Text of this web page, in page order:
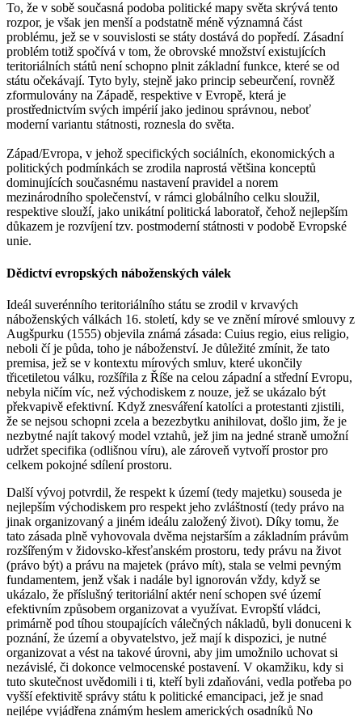
To, že v sobě současná podoba politické mapy světa skrývá tento
rozpor, je však jen menší a podstatně méně významná část
problému, jež se v souvislosti se státy dostává do popředí. Zásadní
problém totiž spočívá v tom, že obrovské množství existujících
teritoriálních států není schopno plnit základní funkce, které se od
státu očekávají. Tyto byly, stejně jako princip sebeurčení, rovněž
zformulovány na Západě, respektive v Evropě, která je
prostřednictvím svých impérií jako jedinou správnou, neboť
moderní variantu státnosti, roznesla do světa.
Západ/Evropa, v jehož specifických sociálních, ekonomických a
politických podmínkách se zrodila naprostá většina konceptů
dominujících současnému nastavení pravidel a norem
mezinárodního společenství, v rámci globálního celku sloužil,
respektive slouží, jako unikátní politická laboratoř, čehož nejlepším
důkazem je rozvíjení tzv. postmoderní státnosti v podobě Evropské
unie.
Dědictví evropských náboženských válek
Ideál suverénního teritoriálního státu se zrodil v krvavých
náboženských válkách 16. století, kdy se ve znění mírové smlouvy z
Augšpurku (1555) objevila známá zásada: Cuius regio, eius religio,
neboli čí je půda, toho je náboženství. Je důležité zmínit, že tato
premisa, jež se v kontextu mírových smluv, které ukončily
třicetiletou válku, rozšířila z Říše na celou západní a střední Evropu,
nebyla ničím víc, než východiskem z nouze, jež se ukázalo být
překvapivě efektivní. Když znesváření katolíci a protestanti zjistili,
že se nejsou schopni zcela a bezezbytku anihilovat, došlo jim, že je
nezbytné najít takový model vztahů, jež jim na jedné straně umožní
udržet specifika (odlišnou víru), ale zároveň vytvoří prostor pro
celkem pokojné sdílení prostoru.
Další vývoj potvrdil, že respekt k území (tedy majetku) souseda je
nejlepším východiskem pro respekt jeho zvláštností (tedy právo na
jinak organizovaný a jiném ideálu založený život). Díky tomu, že
tato zásada plně vyhovovala dvěma nejstarším a základním právům
rozšířeným v židovsko-křesťanském prostoru, tedy právu na život
(právo být) a právu na majetek (právo mít), stala se velmi pevným
fundamentem, jenž však i nadále byl ignorován vždy, když se
ukázalo, že příslušný teritoriální aktér není schopen své území
efektivním způsobem organizovat a využívat. Evropští vládci,
primárně pod tíhou stoupajících válečných nákladů, byli donuceni k
poznání, že území a obyvatelstvo, jež mají k dispozici, je nutné
organizovat a vést na takové úrovni, aby jim umožnilo uchovat si
nezávislé, či dokonce velmocenské postavení. V okamžiku, kdy si
tuto skutečnost uvědomili i ti, kteří byli zdaňováni, vedla potřeba po
vyšší efektivitě správy státu k politické emancipaci, jež je snad
nejlépe vyjádřena známým heslem amerických osadníků No